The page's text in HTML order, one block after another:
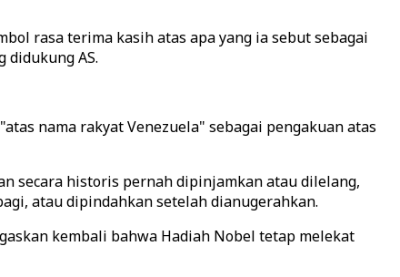
rasa terima kasih atas apa yang ia sebut sebagai
didukung AS.
nama rakyat Venezuela" sebagai pengakuan atas
secara historis pernah dipinjamkan atau dilelang,
atau dipindahkan setelah dianugerahkan.
kembali bahwa Hadiah Nobel tetap melekat